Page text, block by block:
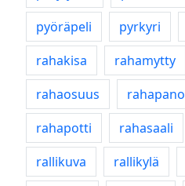
pyöräpeli
pyrkyri
rahakisa
rahamytty
rahaosuus
rahapano
rahapotti
rahasaali
rallikuva
rallikylä